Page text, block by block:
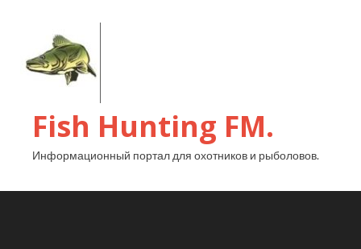
Fish Hunting FM.
Информационный портал для охотников и рыболовов.